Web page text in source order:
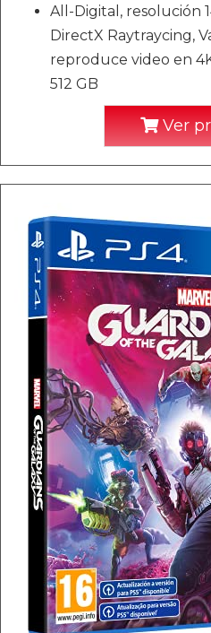
All-Digital, resolución
DirectX Raytraycing,
reproduce video en
512 GB
Ver